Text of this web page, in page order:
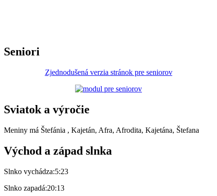
Seniori
Zjednodušená verzia stránok pre seniorov
Sviatok a výročie
Meniny má Štefánia , Kajetán, Afra, Afrodita, Kajetána, Štefana
Východ a západ slnka
Slnko vychádza:5:23
Slnko zapadá:20:13